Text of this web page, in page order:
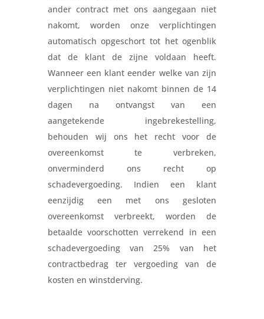
ander contract met ons aangegaan niet
nakomt, worden onze verplichtingen
automatisch opgeschort tot het ogenblik
dat de klant de zijne voldaan heeft.
Wanneer een klant eender welke van zijn
verplichtingen niet nakomt binnen de 14
dagen na ontvangst van een
aangetekende ingebrekestelling,
behouden wij ons het recht voor de
overeenkomst te verbreken,
onverminderd ons recht op
schadevergoeding. Indien een klant
eenzijdig een met ons gesloten
overeenkomst verbreekt, worden de
betaalde voorschotten verrekend in een
schadevergoeding van 25% van het
contractbedrag ter vergoeding van de
kosten en winstderving.